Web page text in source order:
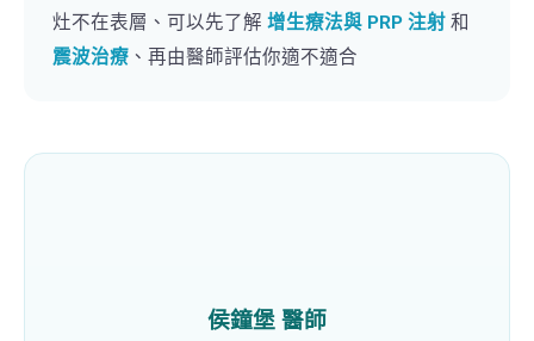
灶不在表層、可以先了解 增生療法與 PRP 注射 和
震波治療 、再由醫師評估你適不適合
侯鐘堡 醫師